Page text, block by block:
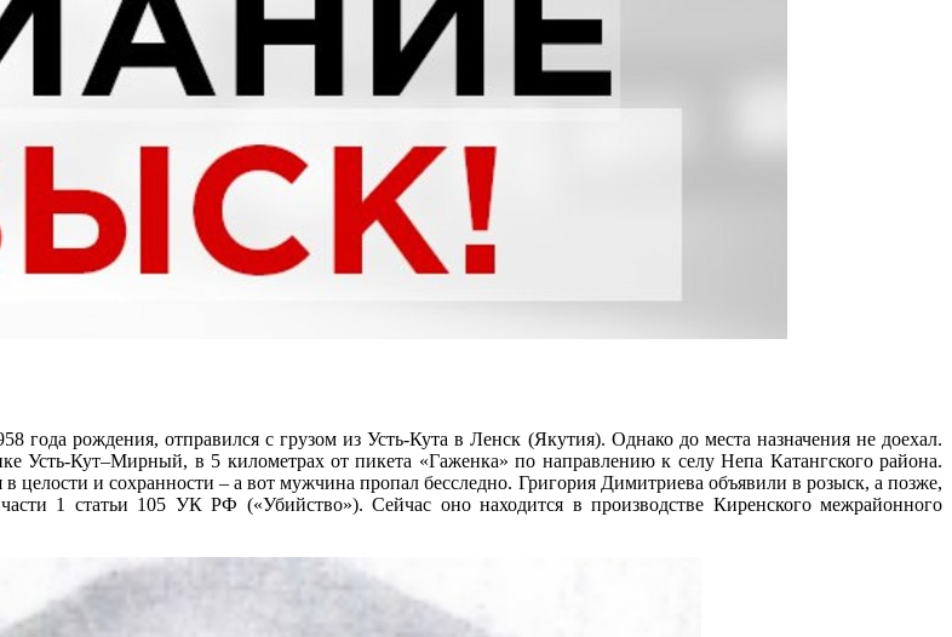
года рождения, отправился с грузом из Усть-Кута в Ленск (Якутия). Однако до места назначения не доехал.
Кут–Мирный, в 5 километрах от пикета «Гаженка» по направлению к селу Непа Катангского района.
целости и сохранности – а вот мужчина пропал бесследно. Григория Димитриева объявили в розыск, а позже,
1 статьи 105 УК РФ («Убийство»). Сейчас оно находится в производстве Киренского межрайонного